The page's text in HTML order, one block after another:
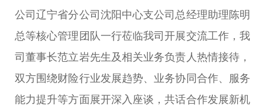
公司辽宁省分公司沈阳中心支公司总经理助理陈明
总等核心管理团队一行莅临我司开展交流工作，我
司董事长范立岩先生及相关业务负责人热情接待，
双方围绕财险行业发展趋势、业务协同合作、服务
能力提升等方面展开深入座谈，共话合作发展新机